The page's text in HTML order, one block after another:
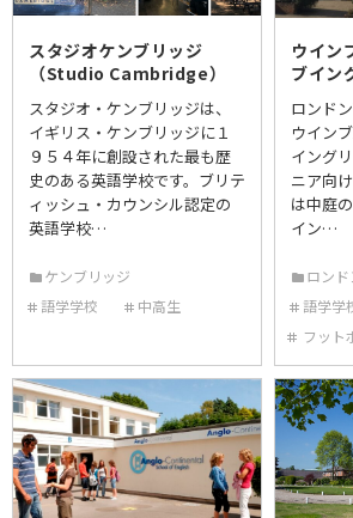
スタジオケンブリッジ
（Studio Cambridge）
スタジオ・ケンブリッジは、
イギリス・ケンブリッジに１
９５４年に創設された最も歴
史のある英語学校です。ブリテ
ィッシュ・カウンシル認定の
英語学校…
ケンブリッジ
語学学校
中高生
ウイン
ブイン
ロンド
ウイン
イング
ニア向
は中庭
イン…
ロンド
語学学
フット